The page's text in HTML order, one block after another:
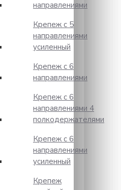
направлениями
Крепеж с 5
направлениями
усиленный
Крепеж с 6
направлениями
Крепеж с 6
направлениями 4
полкодержателями
Крепеж с 6
направлениями
усиленный
Крепеж